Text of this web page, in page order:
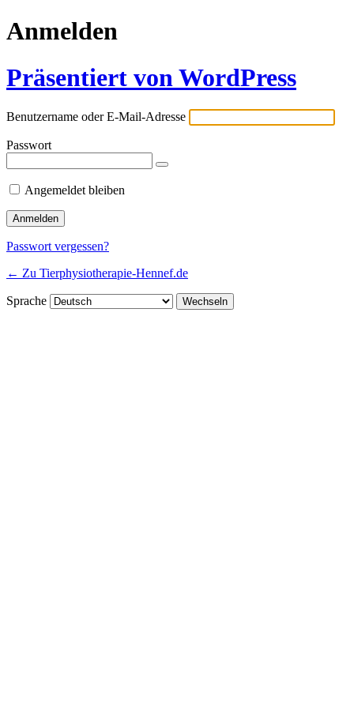
Anmelden
Präsentiert von WordPress
Benutzername oder E-Mail-Adresse
Passwort
Angemeldet bleiben
Passwort vergessen?
← Zu Tierphysiotherapie-Hennef.de
Sprache